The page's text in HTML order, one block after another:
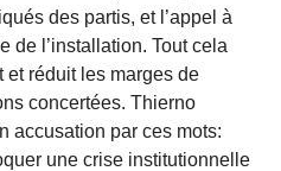
des partis, et l’appel à
de l’installation. Tout cela
réduit les marges de
concertées. Thierno
accusation par ces mots:
une crise institutionnelle